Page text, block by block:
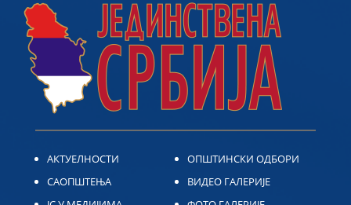
АКТУЕЛНОСТИ
САОПШТЕЊА
ОПШТИНСКИ ОДБОРИ
ВИДЕО ГАЛЕРИЈЕ